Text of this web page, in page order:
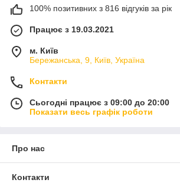
100% позитивних з 816 відгуків за рік
Працює з 19.03.2021
м. Київ
Бережанська, 9, Київ, Україна
Контакти
Сьогодні працює з 09:00 до 20:00
Показати весь графік роботи
Про нас
Контакти